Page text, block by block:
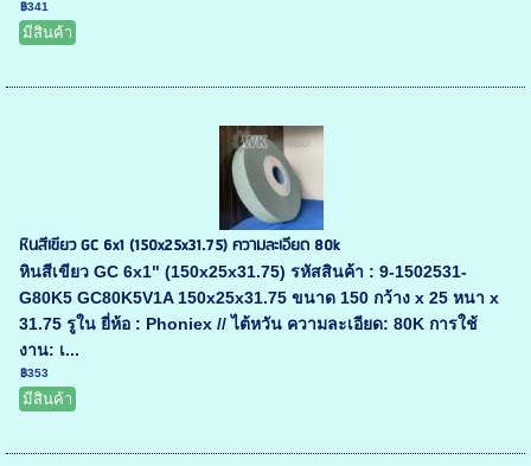
฿341
มีสินค้า
หินสีเขียว GC 6x1 (150x25x31.75) ความละเอียด 80k
หินสีเขียว GC 6x1" (150x25x31.75) รหัสสินค้า : 9-1502531-
G80K5 GC80K5V1A 150x25x31.75 ขนาด 150 กว้าง x 25 หนา x
31.75 รูใน ยี่ห้อ : Phoniex // ไต้หวัน ความละเอียด: 80K การใช้
งาน: เ...
฿353
มีสินค้า